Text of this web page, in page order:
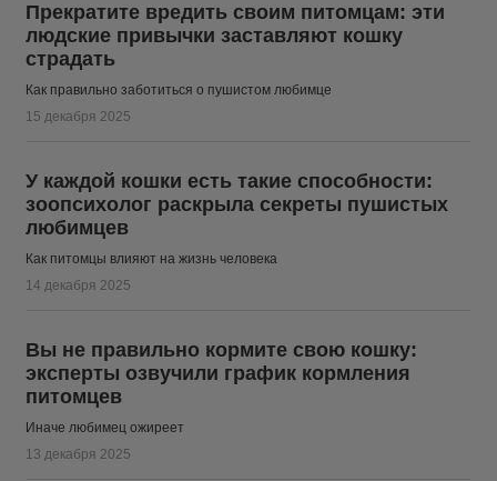
Прекратите вредить своим питомцам: эти
людские привычки заставляют кошку
страдать
Как правильно заботиться о пушистом любимце
15 декабря 2025
У каждой кошки есть такие способности:
зоопсихолог раскрыла секреты пушистых
любимцев
Как питомцы влияют на жизнь человека
14 декабря 2025
Вы не правильно кормите свою кошку:
эксперты озвучили график кормления
питомцев
Иначе любимец ожиреет
13 декабря 2025